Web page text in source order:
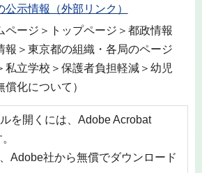
示情報（外部リンク）
ページ＞トップページ＞都政情報
報＞東京都の組織・各局のページ
私立学校＞保護者負担軽減＞幼児
化について）
を開くには、Adobe Acrobat
Adobe社から無償でダウンロード